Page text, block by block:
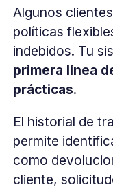
Algunos
políticas
indebidos. Tu
primera línea
prácticas.
El historial de
permite
como
cliente,